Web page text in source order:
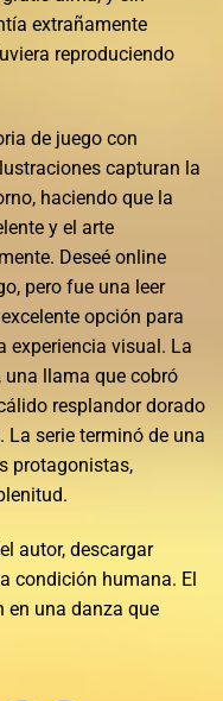
extrañamente
reproduciendo
de juego con
capturan la
haciendo que la
y el arte
Deseé online
pero fue una leer
opción para
experiencia visual. La
una llama que cobró
resplandor dorado
serie terminó de una
protagonistas,
autor, descargar
condición humana. El
en una danza que